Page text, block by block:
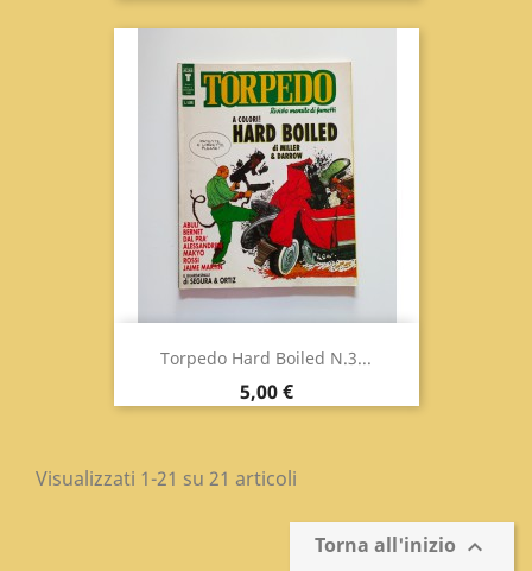
Torpedo Hard Boiled N.3...
Prezzo
5,00 €
Visualizzati 1-21 su 21 articoli
Torna all'inizio 